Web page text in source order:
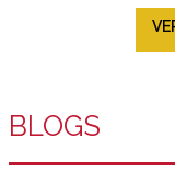
BLOGS